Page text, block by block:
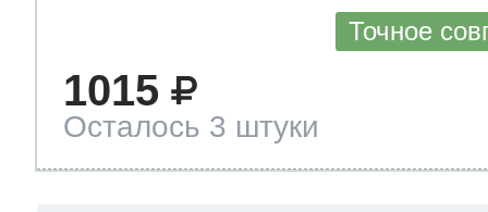
Точное
1015
Осталось 3 штуки